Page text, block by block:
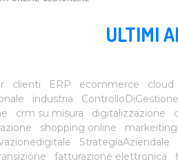
ULTIMI
clienti ERP ecommerce cloud
industria ControlloDiGestione
crm su misura digitalizzazione
shopping online markeiting
StrategiaAziendale
fatturazione elettronica